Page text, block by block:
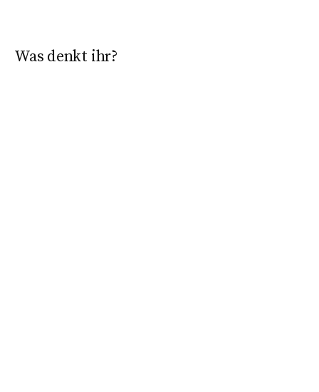
Was denkt ihr?